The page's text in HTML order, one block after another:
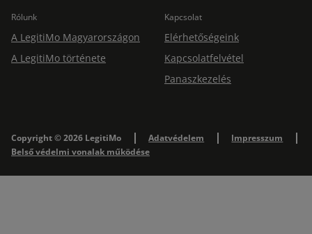
Rólunk
A LegitiMo Magyarországon
A LegitiMo története
Kapcsolat
Elérhetőségeink
Kapcsolatfelvétel
Panaszkezelés
Copyright © 2026 LegitiMo Adatvédelem
Impresszum
Belső védelmi vonalak működése